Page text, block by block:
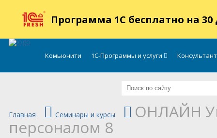
Программа 1С бесплатно на 30
Комьюнити 1С-Программы и услуги
Главная Семинары и курсы ОНЛАЙН
персоналом 8